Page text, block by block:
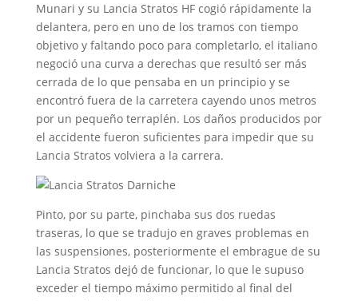
Munari y su Lancia Stratos HF cogió rápidamente la
delantera, pero en uno de los tramos con tiempo
objetivo y faltando poco para completarlo, el italiano
negoció una curva a derechas que resultó ser más
cerrada de lo que pensaba en un principio y se
encontró fuera de la carretera cayendo unos metros
por un pequeño terraplén. Los daños producidos por
el accidente fueron suficientes para impedir que su
Lancia Stratos volviera a la carrera.
Pinto, por su parte, pinchaba sus dos ruedas
traseras, lo que se tradujo en graves problemas en
las suspensiones, posteriormente el embrague de su
Lancia Stratos dejó de funcionar, lo que le supuso
exceder el tiempo máximo permitido al final del